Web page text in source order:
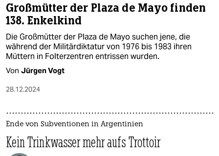
Großmütter der Plaza de Mayo finden
138. Enkelkind
Die Großmütter der Plaza de Mayo suchen jene, die
während der Militärdiktatur von 1976 bis 1983 ihren
Müttern in Folterzentren entrissen wurden.
Von Jürgen Vogt
28.12.2024
Ende von Subventionen in Argentinien
Kein Trinkwasser mehr aufs Trottoir